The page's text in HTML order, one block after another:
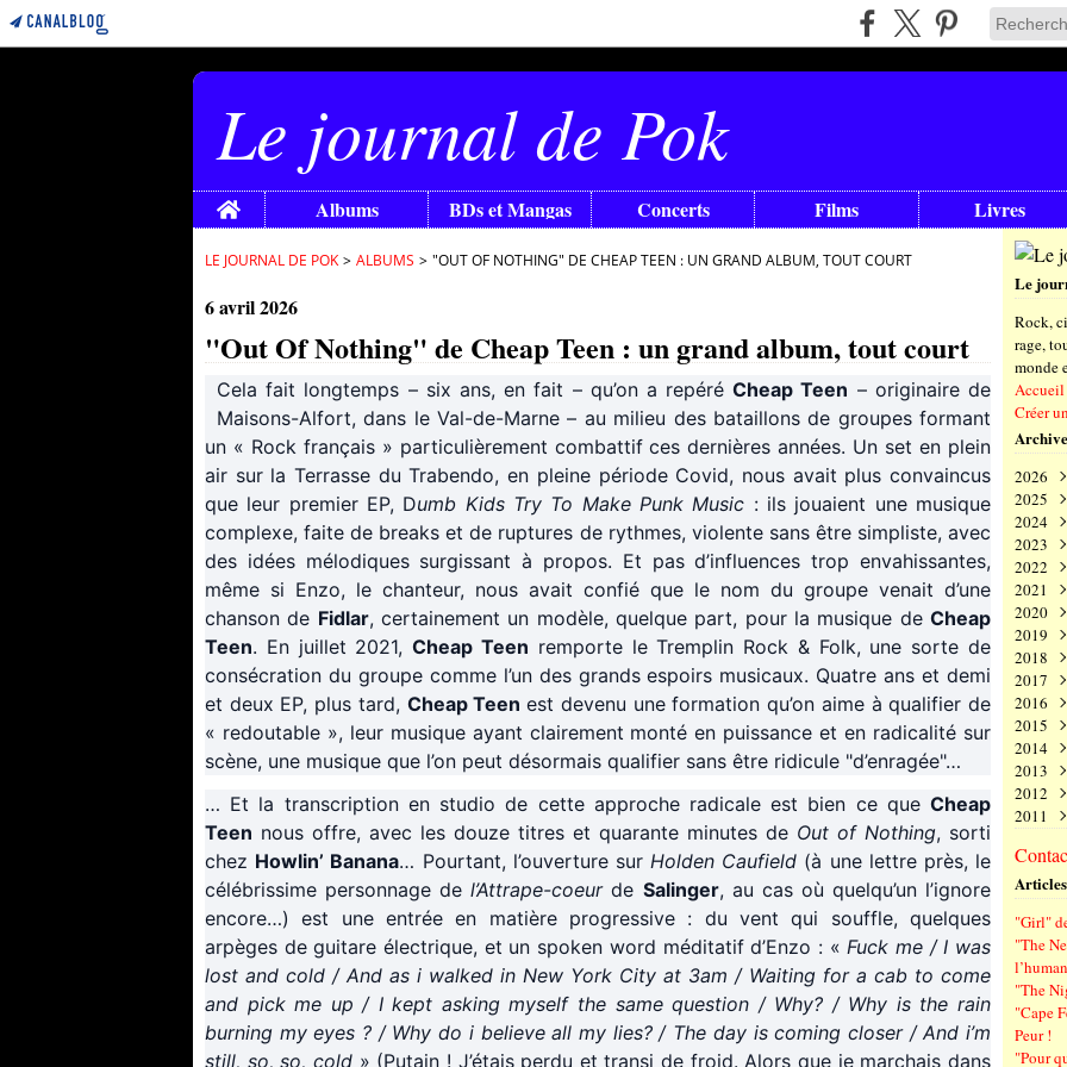
Le journal de Pok
Home Albums BDs et Mangas Concerts Films Livres
LE JOURNAL DE POK > ALBUMS > "OUT OF NOTHING" DE CHEAP TEEN : UN GRAND ALBUM, TOUT COURT
6 avril 2026
"Out Of Nothing" de Cheap Teen : un grand album, tout court
Cela fait longtemps – six ans, en fait – qu’on a repéré Cheap Teen – originaire de
Maisons-Alfort, dans le Val-de-Marne – au milieu des bataillons de groupes formant
un « Rock français » particulièrement combattif ces dernières années. Un set en plein
air sur la Terrasse du Trabendo, en pleine période Covid, nous avait plus convaincus
que leur premier EP, Dumb Kids Try To Make Punk Music : ils jouaient une musique
complexe, faite de breaks et de ruptures de rythmes, violente sans être simpliste, avec
des idées mélodiques surgissant à propos. Et pas d’influences trop envahissantes,
même si Enzo, le chanteur, nous avait confié que le nom du groupe venait d’une
chanson de Fidlar, certainement un modèle, quelque part, pour la musique de Cheap
Teen. En juillet 2021, Cheap Teen remporte le Tremplin Rock & Folk, une sorte de
consécration du groupe comme l’un des grands espoirs musicaux. Quatre ans et demi
et deux EP, plus tard, Cheap Teen est devenu une formation qu’on aime à qualifier de
« redoutable », leur musique ayant clairement monté en puissance et en radicalité sur
scène, une musique que l’on peut désormais qualifier sans être ridicule "d’enragée"…
… Et la transcription en studio de cette approche radicale est bien ce que Cheap
Teen nous offre, avec les douze titres et quarante minutes de Out of Nothing, sorti
chez Howlin’ Banana… Pourtant, l’ouverture sur Holden Caufield (à une lettre près, le
célébrissime personnage de l’Attrape-coeur de Salinger, au cas où quelqu’un l’ignore
encore…) est une entrée en matière progressive : du vent qui souffle, quelques
arpèges de guitare électrique, et un spoken word méditatif d’Enzo : « Fuck me / I was
lost and cold / And as i walked in New York City at 3am / Waiting for a cab to come
and pick me up / I kept asking myself the same question / Why? / Why is the rain
burning my eyes ? / Why do i believe all my lies? / The day is coming closer / And i’m
still, so, so, cold » (Putain ! J’étais perdu et transi de froid. Alors que je marchais dans
Le
Rock,
rage,
monde
Créer
2026
Août
Juillet
Juin
Mai
Avril
Mars
2025
Août
Juillet
Juin
Mai
Avril
Mars
2024
Août
Juillet
Juin
Mai
Avril
Mars
2023
Août
Juillet
Juin
Mai
Avril
Mars
2022
Août
Juillet
Juin
Mai
Avril
Mars
2021
Août
Juillet
Juin
Mai
Avril
Mars
2020
Août
Juillet
Juin
Mai
Avril
2019
Août
Juillet
Juin
Mai
2018
Août
Juillet
Juin
Mars
2017
Août
Juillet
Mai
Avril
2016
Août
Juin
Mai
2015
Juin
Mai
2014
Juin
Mai
2013
Août
Juin
Mai
2012
Juin
Mai
2011
"Girl"
"The
"The
"Cape
Peur !
"Pour